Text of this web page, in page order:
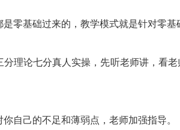
零基础过来的，教学模式就是针对零基
理论七分真人实操，先听老师讲，看
自己的不足和薄弱点，老师加强指导。